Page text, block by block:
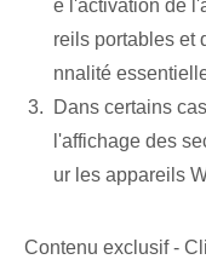
e l'activation de
reils portables⁤ et
nnalité
Dans certains
l'affichage des
ur les appareils
Contenu exclusif -